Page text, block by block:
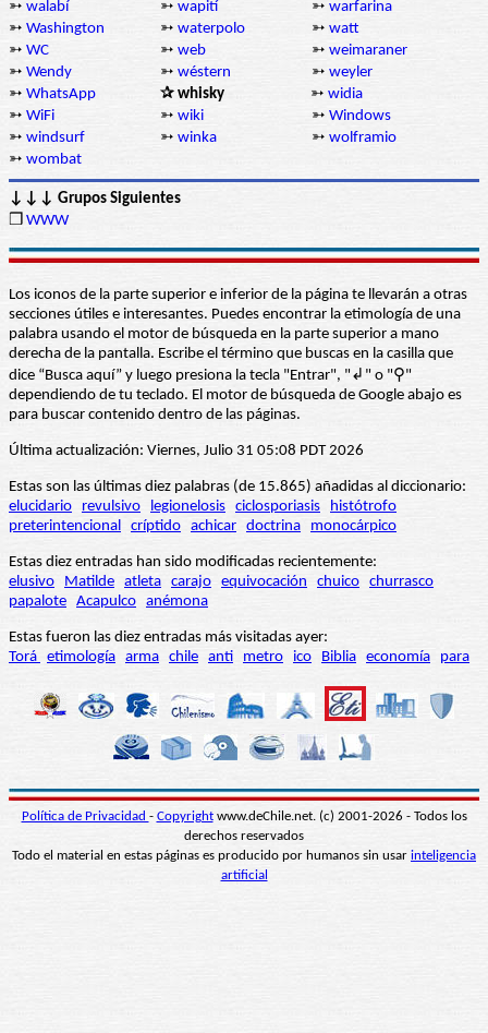
➳ walabí ➳ wapití ➳ warfarina
➳ Washington ➳ waterpolo ➳ watt
➳ WC ➳ web ➳ weimaraner
➳ Wendy ➳ wéstern ➳ weyler
➳ WhatsApp ✰ whisky ➳ widia
➳ WiFi ➳ wiki ➳ Windows
➳ windsurf ➳ winka ➳ wolframio
➳ wombat
↓↓↓ Grupos Siguientes
❒ WWW
Los iconos de la parte superior e inferior de la página te llevarán a otras
secciones útiles e interesantes. Puedes encontrar la etimología de una
palabra usando el motor de búsqueda en la parte superior a mano
derecha de la pantalla. Escribe el término que buscas en la casilla que
dice “Busca aquí” y luego presiona la tecla "Entrar", "↲" o "⚲"
dependiendo de tu teclado. El motor de búsqueda de Google abajo es
para buscar contenido dentro de las páginas.
Última actualización: Viernes, Julio 31 05:08 PDT 2026
Estas son las últimas diez palabras (de 15.865) añadidas al diccionario:
elucidario
revulsivo legionelosis ciclosporiasis
histótrofo
preterintencional críptido achicar doctrina monocárpico
Estas diez entradas han sido modificadas recientemente:
elusivo
Matilde atleta carajo equivocación chuico churrasco
papalote Acapulco anémona
Estas fueron las diez entradas más visitadas ayer:
Torá etimología arma chile anti metro ico Biblia economía para
Política de Privacidad - Copyrightwww.deChile.net. (c) 2001-2026 - Todos los
derechos reservados
Todo el material en estas páginas es producido por humanos sin usar inteligencia
artificial